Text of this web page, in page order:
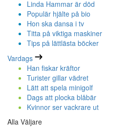
Linda Hammar är död
Populär hjälte på bio
Hon ska dansa i tv
Titta på viktiga maskiner
Tips på lättlästa böcker
Vardags
Han fiskar kräftor
Turister gillar vädret
Lätt att spela minigolf
Dags att plocka blåbär
Kvinnor ser vackrare ut
Alla Väljare